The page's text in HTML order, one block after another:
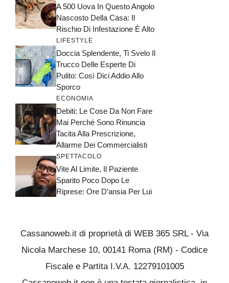
A 500 Uova In Questo Angolo
Nascosto Della Casa: Il
Rischio Di Infestazione È Alto
LIFESTYLE
Doccia Splendente, Ti Svelo Il
Trucco Delle Esperte Di
Pulito: Così Dici Addio Allo
Sporco
ECONOMIA
Debiti: Le Cose Da Non Fare
Mai Perché Sono Rinuncia
Tacita Alla Prescrizione,
Allarme Dei Commercialisti
SPETTACOLO
Vite Al Limite, Il Paziente
Sparito Poco Dopo Le
Riprese: Ore D’ansia Per Lui
Cassanoweb.it di proprietà di WEB 365 SRL - Via
Nicola Marchese 10, 00141 Roma (RM) - Codice
Fiscale e Partita I.V.A. 12279101005